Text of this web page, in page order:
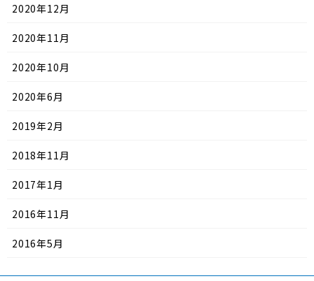
2020年12月
2020年11月
2020年10月
2020年6月
2019年2月
2018年11月
2017年1月
2016年11月
2016年5月